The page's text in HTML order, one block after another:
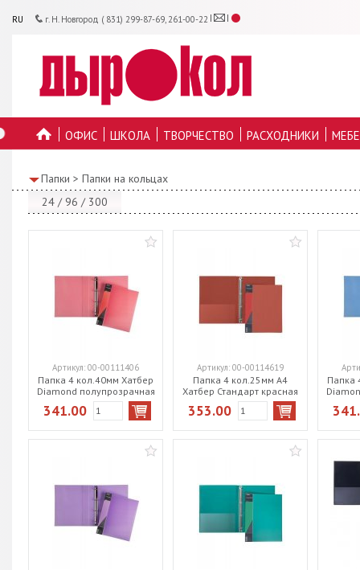
RU г. Н. Новгород ( 831) 299-87-69, 261-00-22
ОФИС ШКОЛА ТВОРЧЕСТВО РАСХОДНИКИ
Папки > Папки на кольцах
24 / 96 / 300
Папка 4 кол.40мм Хатбер
Diamond полупрозрачная
красная 4АВ4_02015
Артикул: 00-00111406
341.00
Папка 4 кол.25мм А4
Хатбер Стандарт красная
4АВ4_00115
Артикул: 00-00114619
353.00
Папка